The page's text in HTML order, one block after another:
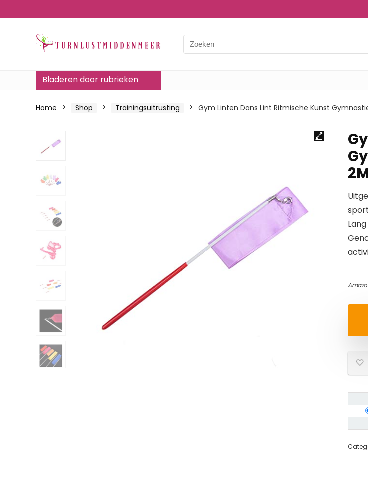
Bladeren door rubrieken
Home Shop Trainingsuitrusting Gym Linten Dans Lint Ritmische Kunst